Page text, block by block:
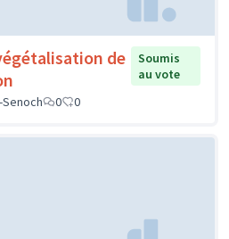
de
Soumis
au vote
0 0